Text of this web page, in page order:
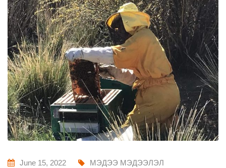
June 15, 2022 МЭДЭЭ МЭДЭЭЛЭЛ